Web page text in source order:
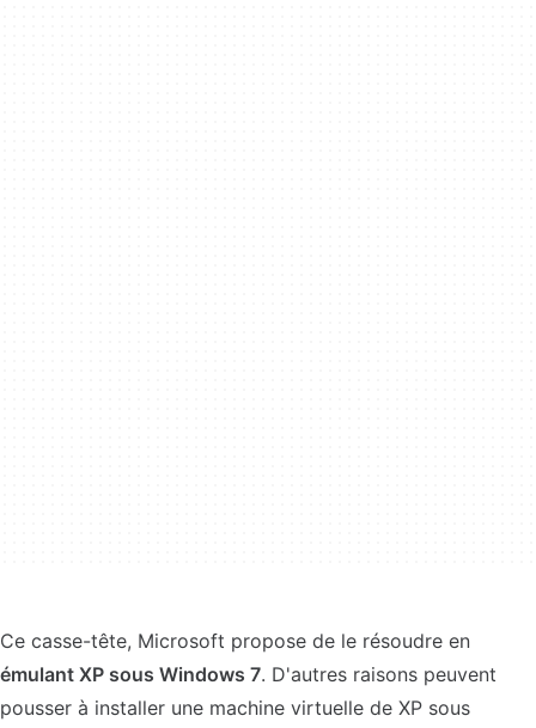
Ce casse-tête, Microsoft propose de le résoudre en
émulant XP sous Windows 7. D'autres raisons peuvent
pousser à installer une machine virtuelle de XP sous